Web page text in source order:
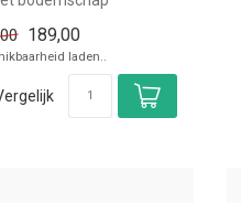
poten
189,00
laden..